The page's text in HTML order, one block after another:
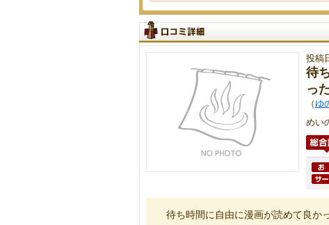
投稿
待
っ
（ゆ
めい
待ち時間に自由に漫画が読めて良か